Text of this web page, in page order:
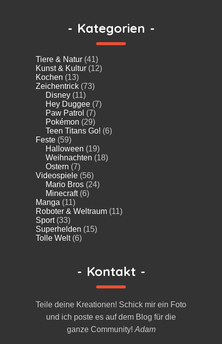
- Kategorien -
Tiere & Natur (41)
Kunst & Kultur (12)
Kochen (13)
Zeichentrick (73)
Disney (11)
Hey Duggee (7)
Paw Patrol (7)
Pokémon (29)
Teen Titans Go! (6)
Feste (59)
Halloween (19)
Weihnachten (18)
Ostern (7)
Videospiele (56)
Mario Bros (24)
Minecraft(6)
Manga (11)
Roboter & Weltraum (11)
Sport(33)
Superhelden (15)
Tolle Welt(6)
- Kontakt -
Teile deine Kreationen! Schick mir ein Foto
und ich poste es auf dem Blog für die
ganze Community! Adam